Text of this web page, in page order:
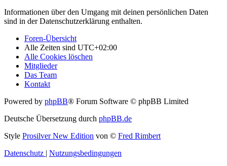
Informationen über den Umgang mit deinen persönlichen Daten
sind in der Datenschutzerklärung enthalten.
Foren-Übersicht
Alle Zeiten sind UTC+02:00
Alle Cookies löschen
Mitglieder
Das Team
Kontakt
Powered by phpBB® Forum Software © phpBB Limited
Deutsche Übersetzung durch phpBB.de
Style Prosilver New Edition von © Fred Rimbert
Datenschutz | Nutzungsbedingungen